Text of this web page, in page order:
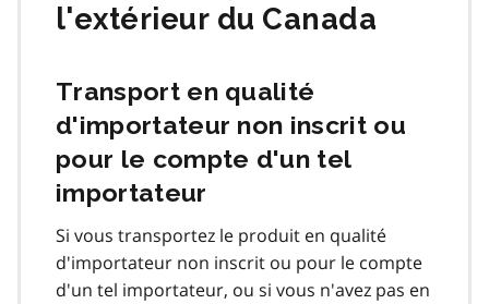
l'extérieur du Canada
Transport en qualité
d'importateur non inscrit ou
pour le compte d'un tel
importateur
Si vous transportez le produit en qualité
d'importateur non inscrit ou pour le compte
d'un tel importateur, ou si vous n'avez pas en